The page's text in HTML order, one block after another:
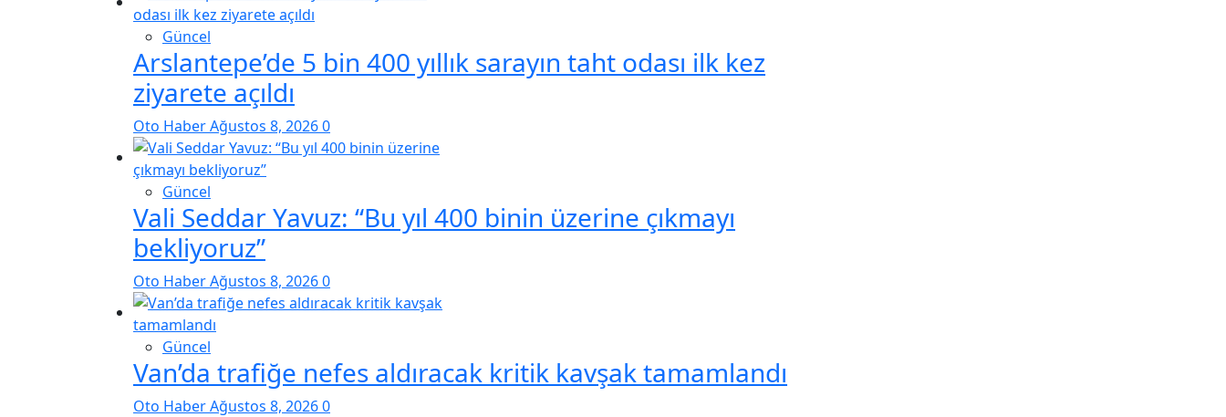
Güncel
Arslantepe’de 5 bin 400 yıllık sarayın taht odası ilk kez
ziyarete açıldı
Oto HaberAğustos 8, 20260
Güncel
Vali Seddar Yavuz: “Bu yıl 400 binin üzerine çıkmayı
bekliyoruz”
Oto HaberAğustos 8, 20260
Güncel
Van’da trafiğe nefes aldıracak kritik kavşak tamamlandı
Oto HaberAğustos 8, 20260